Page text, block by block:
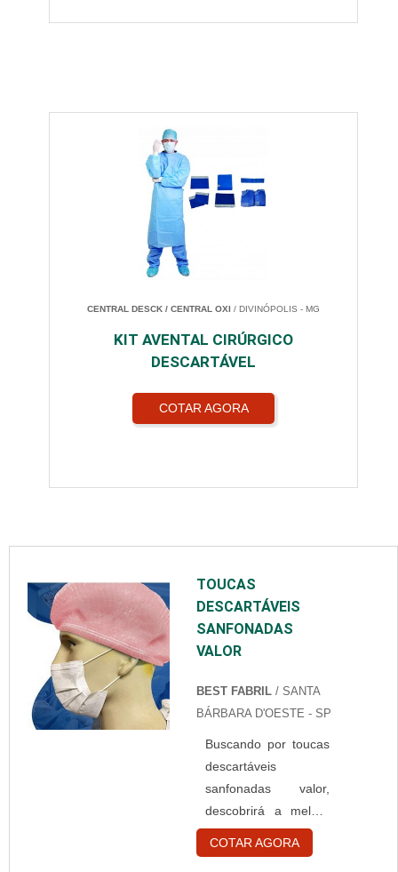
CENTRAL DESCK / CENTRAL OXI / DIVINÓPOLIS - MG
KIT AVENTAL CIRÚRGICO
DESCARTÁVEL
COTAR AGORA
TOUCAS
DESCARTÁVEIS
SANFONADAS
VALOR
BEST FABRIL / SANTA
BÁRBARA D'OESTE - SP
Buscando por toucas
descartáveis
sanfonadas valor,
descobrirá a melhor
empresa do
segmento.
COTAR AGORA